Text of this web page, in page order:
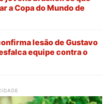
a Copa do Mundo de
lesão de Gustavo
equipe contra o